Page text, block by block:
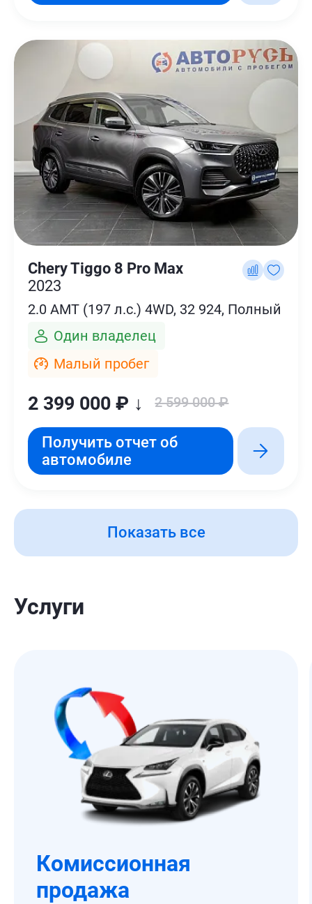
Chery Tiggo 8 Pro Max
2023
2.0 AMT (197 л.с.) 4WD, 32 924, Полный
Один владелец
Малый пробег
2 399 000 ₽ ↓ 2 599 000 ₽
Получить отчет об
автомобиле
Показать все
Услуги
Комиссионная
продажа